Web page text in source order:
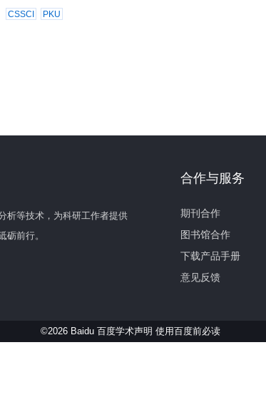
CSSCI PKU
析等技术，为科研工作者提供
砺前行。
合作与服务
期刊合作
图书馆合作
下载产品手册
意见反馈
©2026 Baidu 百度学术声明 使用百度前必读